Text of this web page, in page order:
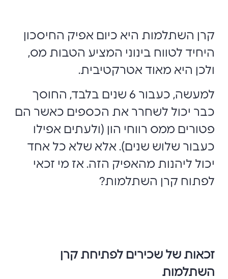
קרן השתלמות היא כיום אפיק החיסכון
היחיד לטווח בינוני המציע הטבות מס,
ולכן היא מאוד אטרקטיבית.
למעשה, כעבור 6 שנים בלבד, החוסך
כבר יכול לשחרר את הכספים כאשר הם
פטורים ממס רווחי הון (ולעתים אפילו
כעבור שלוש שנים). אלא שלא כל אחד
יכול ליהנות מהאפיק הזה. אז מי זכאי
לפתוח קרן השתלמות?
זכאות של שכירים לפתיחת קרן
השתלמות